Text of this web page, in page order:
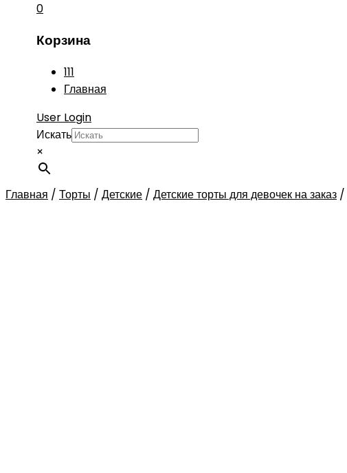
0
Корзина
111
Главная
User Login
Искать
×
Главная / Торты / Детские / Детские торты для девочек на заказ /